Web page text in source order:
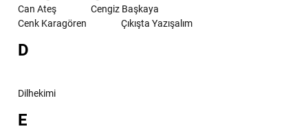
Can Ateş
Cengiz Başkaya
Cenk Karagören
Çıkışta Yazışalım
D
Dilhekimi
E